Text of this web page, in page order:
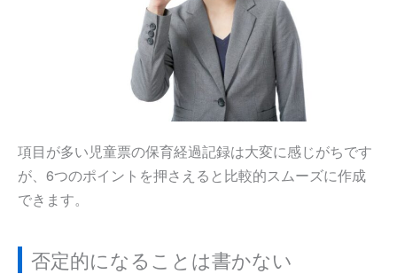
項目が多い児童票の保育経過記録は大変に感じがちです
が、6つのポイントを押さえると比較的スムーズに作成
できます。
否定的になることは書かない